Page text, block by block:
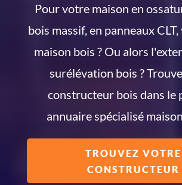
Pour votre maison en
bois massif, en panneaux
maison bois ? Ou alors
surélévation bois ?
constructeur bois dans le
annuaire spécialisé
TROUVEZ VOTRE
CONSTRUCTEUR